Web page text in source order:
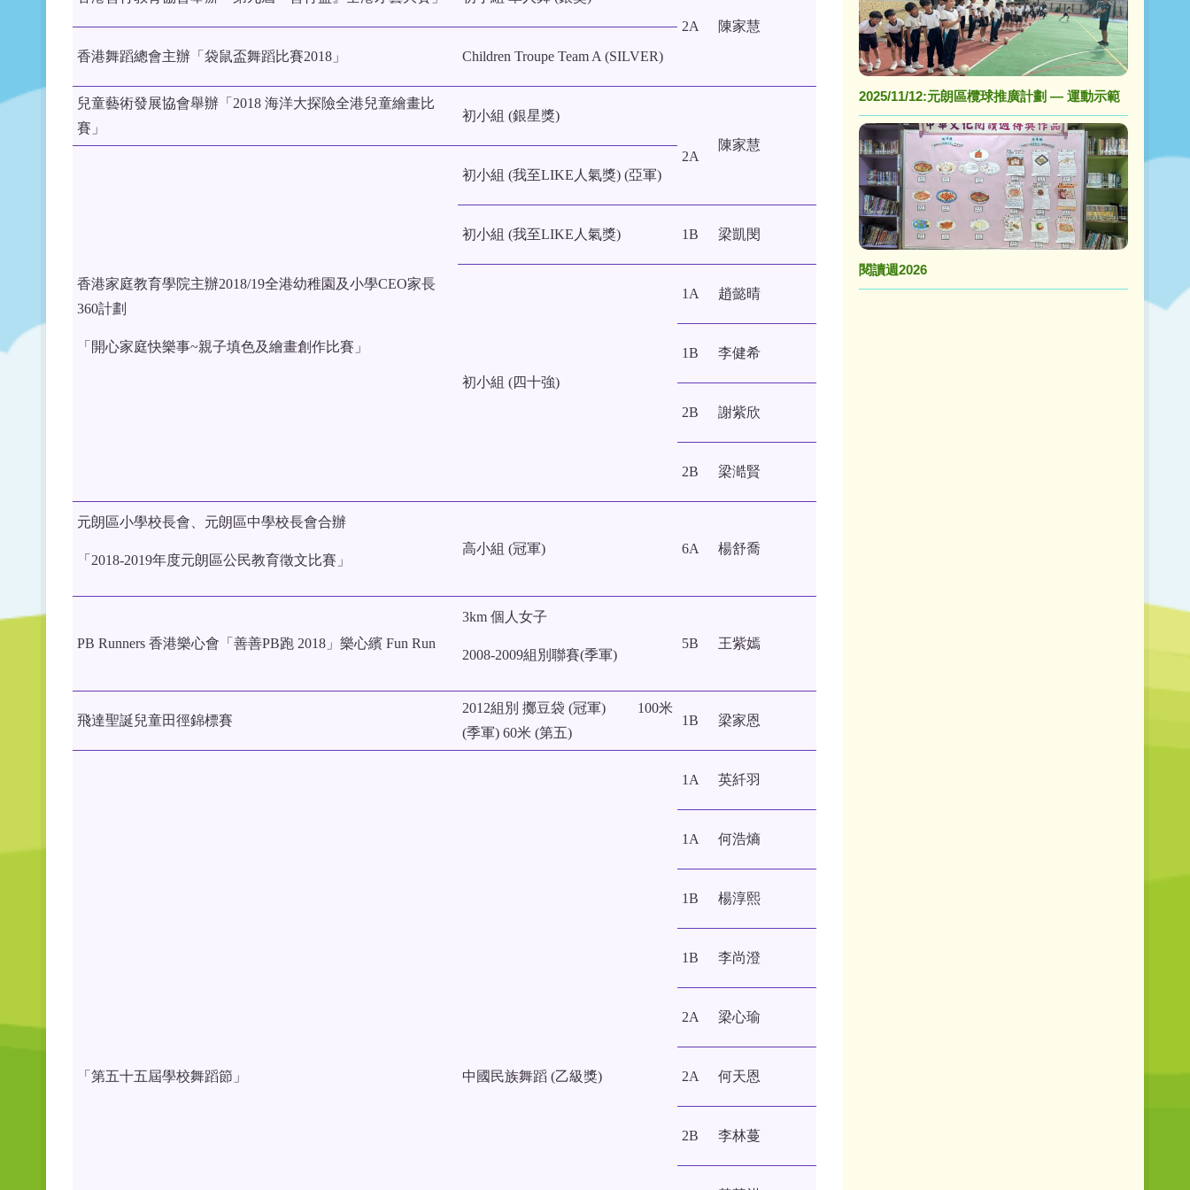
2A
陳家慧
香港舞蹈總會主辦「袋鼠盃舞蹈比賽2018」
Children Troupe Team A (SILVER)
兒童藝術發展協會舉辦「2018 海洋大探險全港兒童繪畫比
賽」
初小組 (銀星獎)
2A
陳家慧
香港家庭教育學院主辦2018/19全港幼稚園及小學CEO家長
360計劃
「開心家庭快樂事~親子填色及繪畫創作比賽」
初小組 (我至LIKE人氣獎) (亞軍)
初小組 (我至LIKE人氣獎) 1B 梁凱閔
初小組 (四十強)
1A 趙懿晴
1B 李健希
2B 謝紫欣
2B 梁澔賢
元朗區小學校長會、元朗區中學校長會合辦
「2018-2019年度元朗區公民教育徵文比賽」
高小組 (冠軍) 6A 楊舒喬
PB Runners 香港樂心會「善善PB跑 2018」樂心繽 Fun Run
3km 個人女子
2008-2009組別聯賽(季軍)
5B 王紫嫣
飛達聖誕兒童田徑錦標賽
2012組別 擲豆袋 (冠軍) 100米
(季軍) 60米 (第五)
1B 梁家恩
「第五十五屆學校舞蹈節」 中國民族舞蹈 (乙級獎)
1A 英䊹羽
1A 何浩熵
1B 楊淳熙
1B 李尚澄
2A 梁心瑜
2A 何天恩
2B 李林蔓
2025/11/12:元朗區欖球推廣計劃 — 運動示範
閱讀週2026